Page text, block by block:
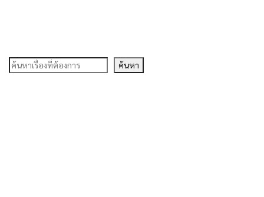
ค้นหา ค้นหา